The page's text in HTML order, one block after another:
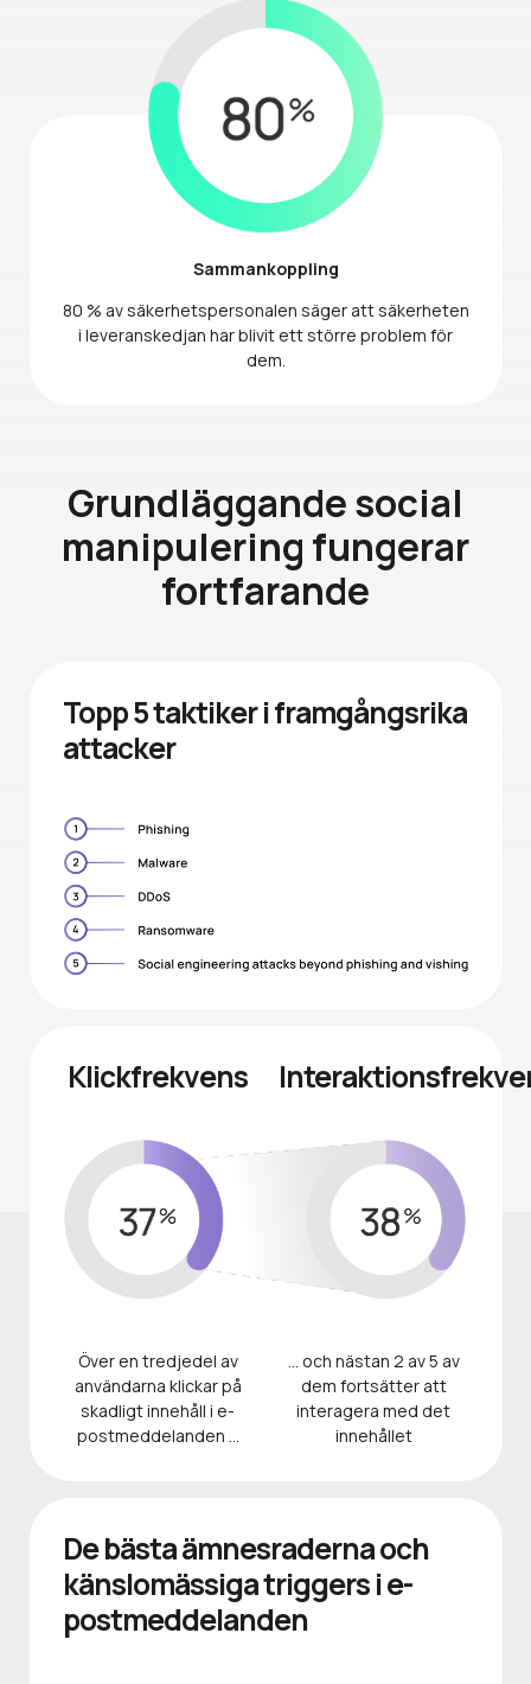
Sammankoppling
80 % av säkerhetspersonalen säger att säkerheten
i leveranskedjan har blivit ett större problem för
dem.
Grundläggande social
manipulering fungerar
fortfarande
Topp 5 taktiker i framgångsrika
attacker
Klickfrekvens
Över en tredjedel av
användarna klickar på
skadligt innehåll i e-
postmeddelanden …
… och nästan 2 av 5 av
dem fortsätter att
interagera med det
innehållet
De bästa ämnesraderna och
känslomässiga triggers i e-
postmeddelanden